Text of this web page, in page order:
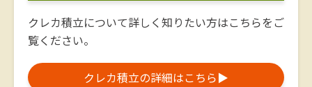
クレカ積立について詳しく知りたい方はこちらをご
覧ください。
クレカ積立の詳細はこちら▶